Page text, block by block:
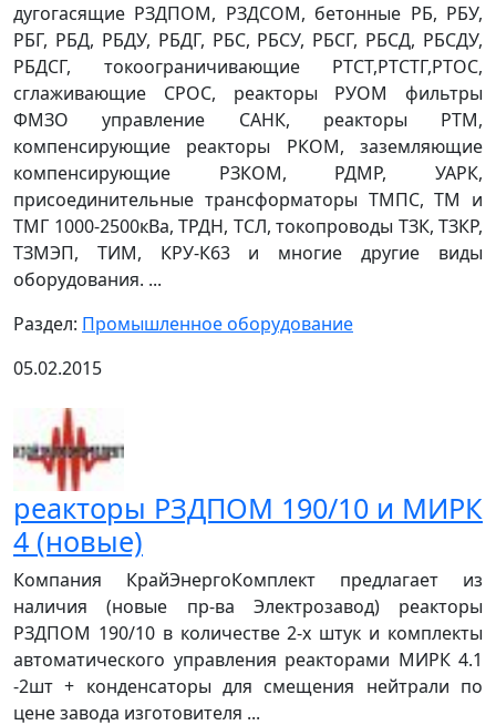
дугогасящие РЗДПОМ, РЗДСОМ, бетонные РБ, РБУ,
РБГ, РБД, РБДУ, РБДГ, РБС, РБСУ, РБСГ, РБСД, РБСДУ,
РБДСГ, токоограничивающие РТСТ,РТСТГ,РТОС,
сглаживающие СРОС, реакторы РУОМ фильтры
ФМЗО управление САНК, реакторы РТМ,
компенсирующие реакторы РКОМ, заземляющие
компенсирующие РЗКОМ, РДМР, УАРК,
присоединительные трансформаторы ТМПС, ТМ и
ТМГ 1000-2500кВа, ТРДН, ТСЛ, токопроводы ТЗК, ТЗКР,
ТЗМЭП, ТИМ, КРУ-К63 и многие другие виды
оборудования. ...
Раздел: Промышленное оборудование
05.02.2015
реакторы РЗДПОМ 190/10 и МИРК
4 (новые)
Компания КрайЭнергоКомплект предлагает из
наличия (новые пр-ва Электрозавод) реакторы
РЗДПОМ 190/10 в количестве 2-х штук и комплекты
автоматического управления реакторами МИРК 4.1
-2шт + конденсаторы для смещения нейтрали по
цене завода изготовителя ...